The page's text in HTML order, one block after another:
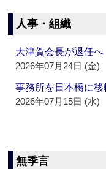
人事・組織
大津賀会長が退任
2026年07月24日 (金)
事務所を日本橋に
2026年07月15日 (水)
無季言